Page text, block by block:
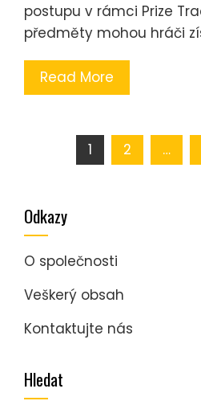
postupu v rámci Prize
předměty mohou hráči
Read More
Posts 1 2 …
Odkazy
O společnosti
Veškerý obsah
Kontaktujte nás
Hledat